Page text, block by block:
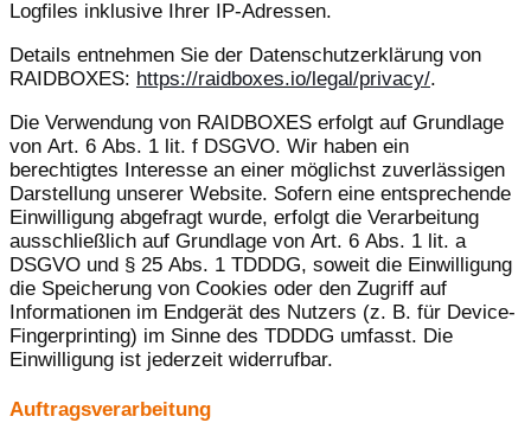
Logfiles inklusive Ihrer IP-Adressen.
Details entnehmen Sie der Datenschutzerklärung von
RAIDBOXES: https://raidboxes.io/legal/privacy/.
Die Verwendung von RAIDBOXES erfolgt auf Grundlage
von Art. 6 Abs. 1 lit. f DSGVO. Wir haben ein
berechtigtes Interesse an einer möglichst zuverlässigen
Darstellung unserer Website. Sofern eine entsprechende
Einwilligung abgefragt wurde, erfolgt die Verarbeitung
ausschließlich auf Grundlage von Art. 6 Abs. 1 lit. a
DSGVO und § 25 Abs. 1 TDDDG, soweit die Einwilligung
die Speicherung von Cookies oder den Zugriff auf
Informationen im Endgerät des Nutzers (z. B. für Device-
Fingerprinting) im Sinne des TDDDG umfasst. Die
Einwilligung ist jederzeit widerrufbar.
Auftragsverarbeitung